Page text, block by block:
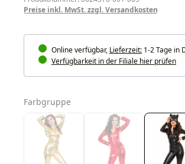
Preise inkl. MwSt. zzgl. Versandkosten
Online verfügbar, Lieferzeit: 1-2 Tage in
Verfügbarkeit in der Filiale hier prüfen
Farbgruppe